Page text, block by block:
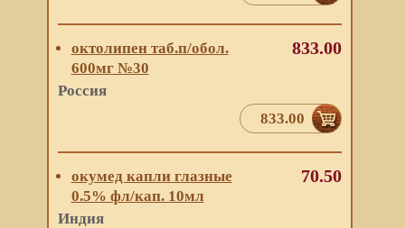
октолипен таб.п/обол.
600мг №30
Россия
833.00
833.00
окумед капли глазные
0.5% фл/кап. 10мл
Индия
70.50